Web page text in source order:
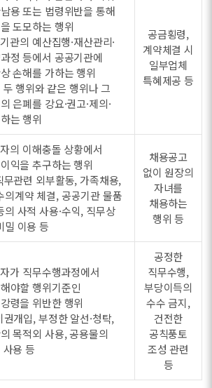
용 또는 법령위반을 통해
도모하는 행위
관의 예산집행·재산관리·
정 등에서 공공기관에
손해를 가하는 행위
두 행위와 같은 행위나 그
은폐를 강요·권고·제의·
는 행위
공금횡령,
계약체결 시
일부업체
특혜제공 등
의 이해충돌 상황에서
익을 추구하는 행위
관련 외부활동, 가족채용,
의계약 체결, 공공기관 물품
의 사적 사용·수익, 직무상
밀 이용 등
채용공고
없이 원장의
자녀를
채용하는
행위 등
가 직무수행과정에서
야할 행위기준인
령을 위반한 행위
개입, 부정한 알선·청탁,
목적외 사용, 공용물의
사용 등
공정한
직무수행,
부당이득의
수수 금지,
건전한
공칙풍토
조성 관련
등